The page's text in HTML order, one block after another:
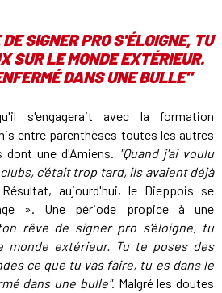
SIGNER PRO S'ÉLOIGNE, TU
SUR LE MONDE EXTÉRIEUR.
DANS UNE BULLE"
s'engagerait avec la formation
entre parenthèses toutes les autres
une d'Amiens. "Quand j'ai voulu
c'était trop tard, ils avaient déjà
aujourd'hui, le Dieppois se
». Une période propice à une
ton rêve de signer pro s'éloigne, tu
monde extérieur. Tu te poses des
ce que tu vas faire, tu es dans le
dans une bulle". Malgré les doutes